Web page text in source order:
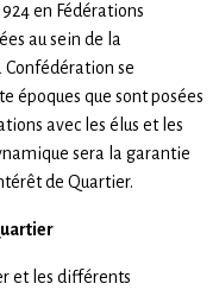
en Fédérations
au sein de la
Confédération se
époques que sont posées
avec les élus et les
sera la garantie
de Quartier.
et les différents